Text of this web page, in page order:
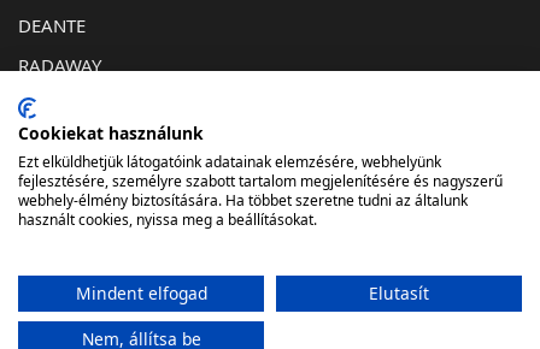
DEANTE
RADAWAY
KAPCSOLAT
1032. Budapest, Bécsi út 193
info@lunafurdostudio.hu
Cookiekat használunk
Ezt elküldhetjük látogatóink adatainak elemzésére, webhelyünk
fejlesztésére, személyre szabott tartalom megjelenítésére és nagyszerű
webhely-élmény biztosítására. Ha többet szeretne tudni az általunk
használt cookies, nyissa meg a beállításokat.
Mindent elfogad
Elutasít
Nem, állítsa be